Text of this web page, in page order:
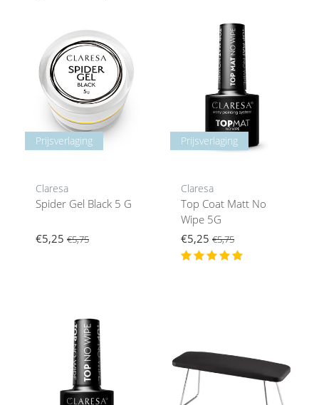
Prijsverlaging
Claresa
Spider Gel Black 5 G
€5,25 €5,75
Prijsverlaging
Claresa
Top Coat Matt No
Wipe 5G
€5,25 €5,75